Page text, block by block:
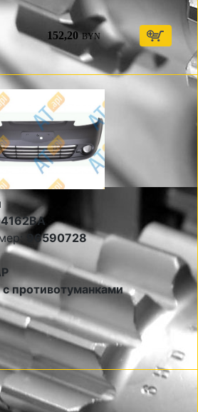
152,20 BYN
96590728
с противотуманками